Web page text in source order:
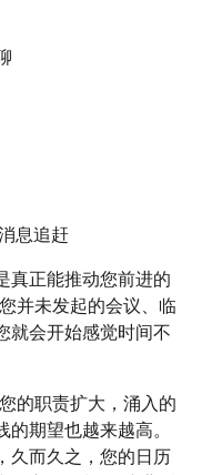
息追赶
真正能推动您前进的
并未发起的会议、临
就会开始感觉时间不
的职责扩大，涌入的
期望也越来越高。
久而久之，您的日历